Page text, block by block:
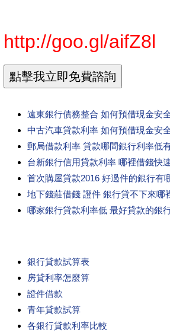
http://goo.gl/aifZ8l
遠東銀行債務整合 如何預借現金安
中古汽車貸款利率 如何預借現金安
郵局借款利率 貸款哪間銀行利率低
台新銀行信用貸款利率 哪裡借錢快
首次購屋貸款2016 好過件的銀行有
地下錢莊借錢 證件 銀行貸不下來哪
哪家銀行貸款利率低 最好貸款的銀
銀行貸款試算表
房貸利率怎麼算
證件借款
青年貸款試算
各銀行貸款利率比較